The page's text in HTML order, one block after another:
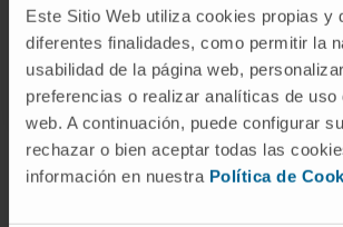
Este Sitio Web utiliza cookies propias y
diferentes finalidades, como permitir la
usabilidad de la página web,
preferencias o realizar analíticas de uso
web. A continuación, puede configurar
rechazar o bien aceptar todas las
información en nuestra Política de
26;9(3):544. doi: 10.3390/
VER PUBLICACIÓN EN PUBMED